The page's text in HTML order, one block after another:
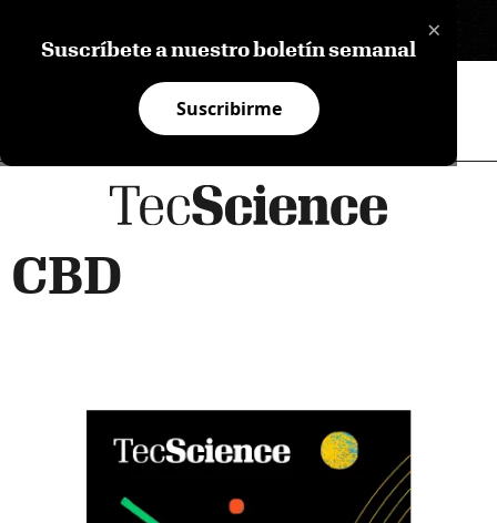
×
Suscríbete a nuestro boletín semanal
Suscribirme
CBD